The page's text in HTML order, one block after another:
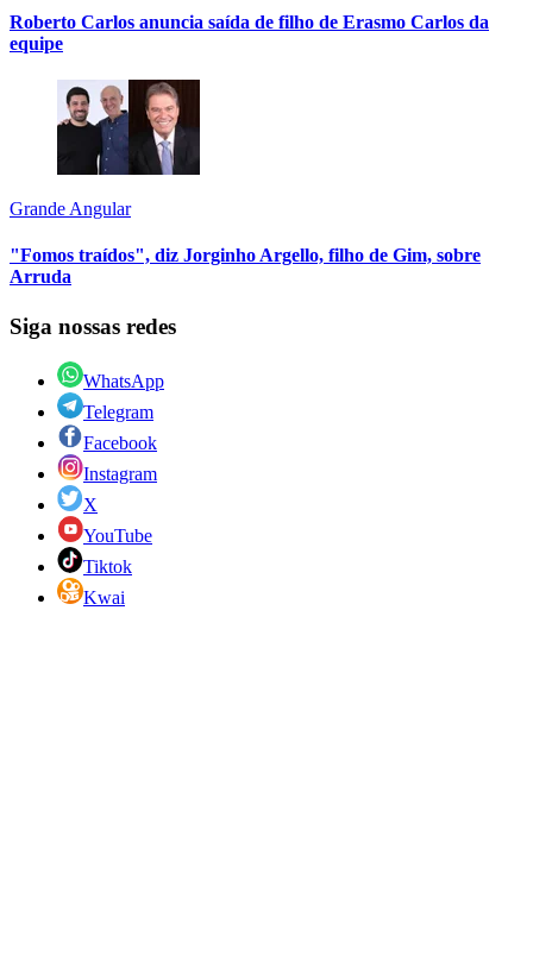
Roberto Carlos anuncia saída de filho de Erasmo Carlos da
equipe
Grande Angular
"Fomos traídos", diz Jorginho Argello, filho de Gim, sobre
Arruda
Siga nossas redes
WhatsApp
Telegram
Facebook
Instagram
X
YouTube
Tiktok
Kwai